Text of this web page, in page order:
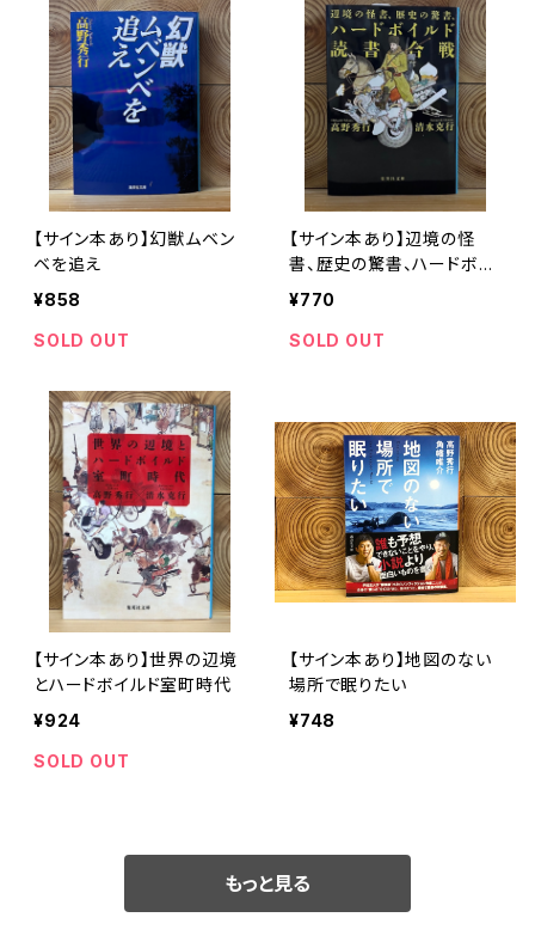
【サイン本あり】幻獣ムベン
ベを追え
¥858
SOLD OUT
【サイン本あり】辺境の怪
書、歴史の驚書、ハードボイ
ルド読書合戦
¥770
SOLD OUT
【サイン本あり】世界の辺境
とハードボイルド室町時代
¥924
SOLD OUT
【サイン本あり】地図のない
場所で眠りたい
¥748
もっと見る